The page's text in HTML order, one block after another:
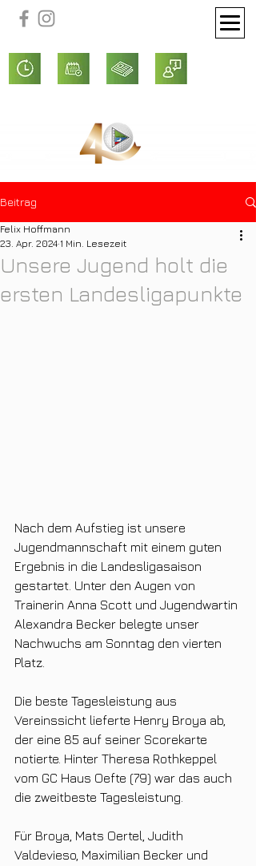
Beitrag
Unsere Jugend holt die
ersten Landesligapunkte
Felix Hoffmann
23. Apr. 2024 1 Min. Lesezeit
Nach dem Aufstieg ist unsere
Jugendmannschaft mit einem guten
Ergebnis in die Landesligasaison
gestartet. Unter den Augen von
Trainerin Anna Scott und Jugendwartin
Alexandra Becker belegte unser
Nachwuchs am Sonntag den vierten
Platz.
Die beste Tagesleistung aus
Vereinssicht lieferte Henry Broya ab,
der eine 85 auf seiner Scorekarte
notierte. Hinter Theresa Rothkeppel
vom GC Haus Oefte (79) war das auch
die zweitbeste Tagesleistung.
Für Broya, Mats Oertel, Judith
Valdevieso, Maximilian Becker und